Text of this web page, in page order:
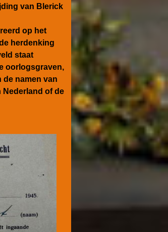
van Blerick
op het
herdenking
staat
oorlogsgraven,
de namen van
Nederland of de